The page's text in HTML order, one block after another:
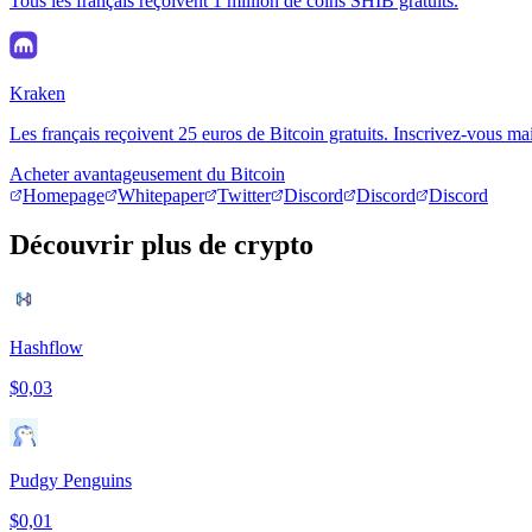
Kraken
Les français reçoivent 25 euros de Bitcoin gratuits. Inscrivez-vous
Acheter avantageusement du Bitcoin
Homepage
Whitepaper Twitter Discord Discord Discord
Découvrir plus de crypto
Hashflow
$0,03
Pudgy Penguins
$0,01